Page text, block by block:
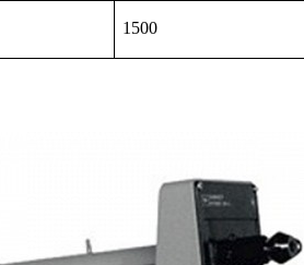
1500